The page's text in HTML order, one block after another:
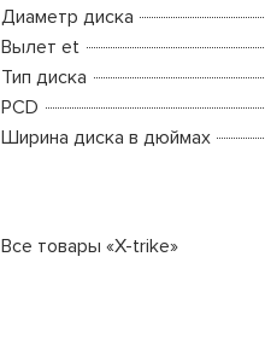
Диаметр диска
Вылет et
Тип диска
PCD
Ширина диска в дюймах
Все товары «X-trike»